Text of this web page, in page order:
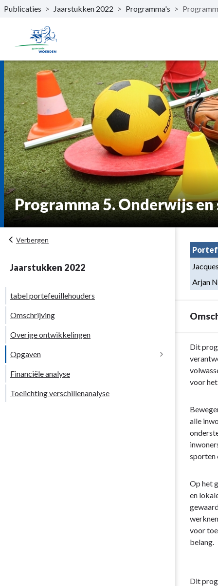
Naar hoofdinhoud
Publicaties > Jaarstukken 2022 > Programma's >
Programma 5. Onderwijs
Verbergen
Jaarstukken 2022
tabel portefeuillehouders
Omschrijving
Overige ontwikkelingen
Opgaven
Inleiding
Financiële analyse
Toelichting verschillenanalyse
Arjan
Terug
navigatie
Onderwijs
sport
Omschrijving
Dit
voor
alle
sporten
Op het
en
voor
belang.
Dit